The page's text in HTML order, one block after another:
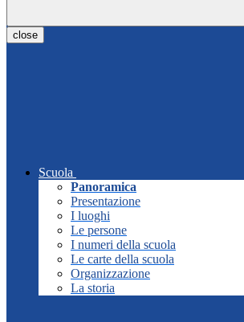
close
Scuola
Panoramica
Presentazione
I luoghi
Le persone
I numeri della scuola
Le carte della scuola
Organizzazione
La storia